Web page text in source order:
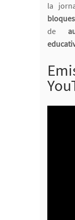
la
de